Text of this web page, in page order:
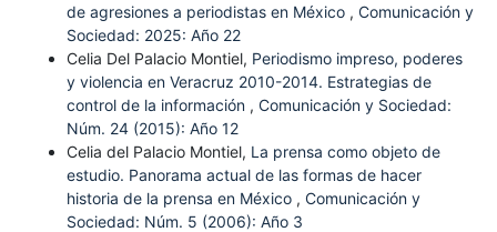
de agresiones a periodistas en México , Comunicación y
Sociedad: 2025: Año 22
Celia Del Palacio Montiel, Periodismo impreso, poderes
y violencia en Veracruz 2010-2014. Estrategias de
control de la información , Comunicación y Sociedad:
Núm. 24 (2015): Año 12
Celia del Palacio Montiel, La prensa como objeto de
estudio. Panorama actual de las formas de hacer
historia de la prensa en México , Comunicación y
Sociedad: Núm. 5 (2006): Año 3